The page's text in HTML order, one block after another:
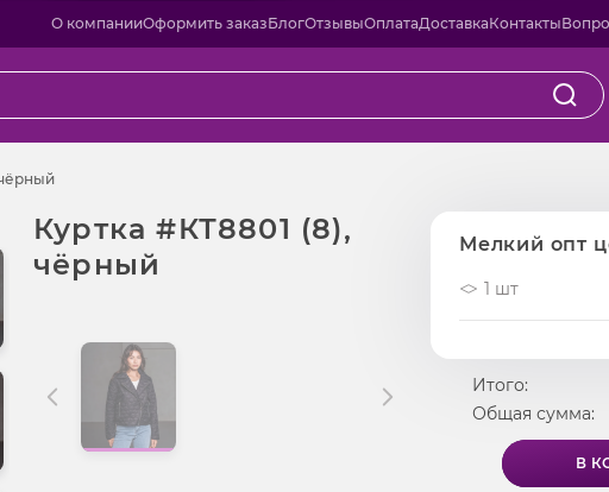
О компанииОформить заказБлогОтзывыОплатаДоставкаКонтакты
Куртка #КТ8801 (8), чёрный
Куртка #КТ8801 (8),
чёрный
Мелкий опт
1 шт
Итого:
Общая сумма:
В